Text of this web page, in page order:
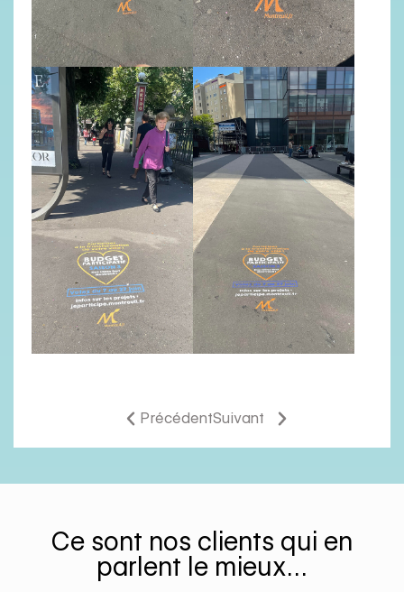
PrécédentSuivant
Ce sont nos clients qui en
parlent le mieux…